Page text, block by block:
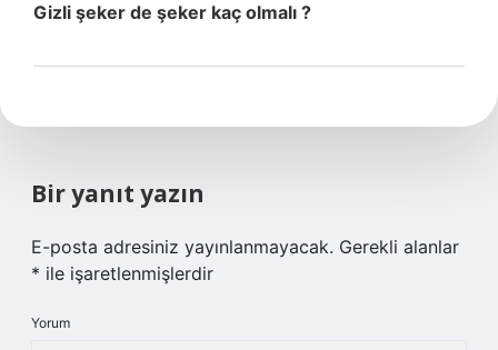
Gizli şeker de şeker kaç olmalı ?
Bir yanıt yazın
E-posta adresiniz yayınlanmayacak. Gerekli alanlar
* ile işaretlenmişlerdir
Yorum